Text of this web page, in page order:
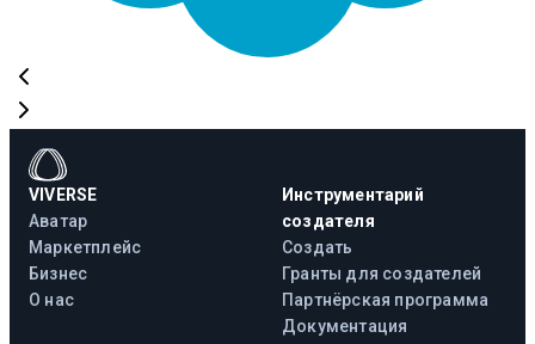
VIVERSE
Аватар
Маркетплейс
Бизнес
О нас
Инструментарий
создателя
Создать
Гранты для создателей
Партнёрская программа
Документация